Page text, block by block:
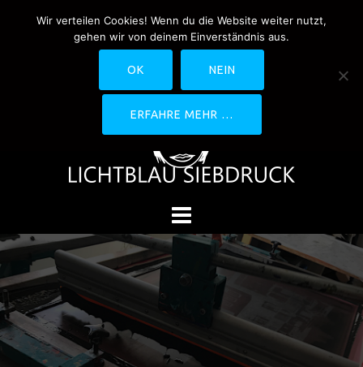
0170-4800361
drucken@lichtblau-
siebdruck.de
Schwedlerstraße 1 - 5 60314
Wir verteilen Cookies! Wenn du die Website weiter nutzt,
gehen wir von deinem Einverständnis aus.
OK NEIN
ERFAHRE MEHR …